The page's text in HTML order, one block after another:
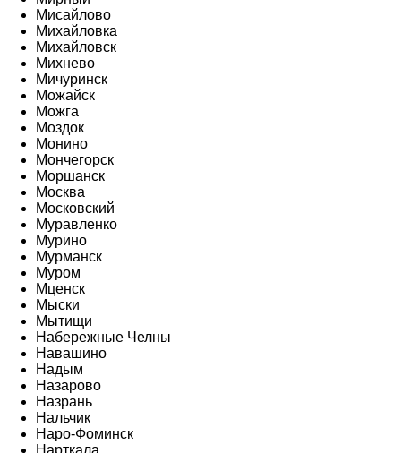
Мисайлово
Михайловка
Михайловск
Михнево
Мичуринск
Можайск
Можга
Моздок
Монино
Мончегорск
Моршанск
Москва
Московский
Муравленко
Мурино
Мурманск
Муром
Мценск
Мыски
Мытищи
Набережные Челны
Навашино
Надым
Назарово
Назрань
Нальчик
Наро-Фоминск
Нарткала